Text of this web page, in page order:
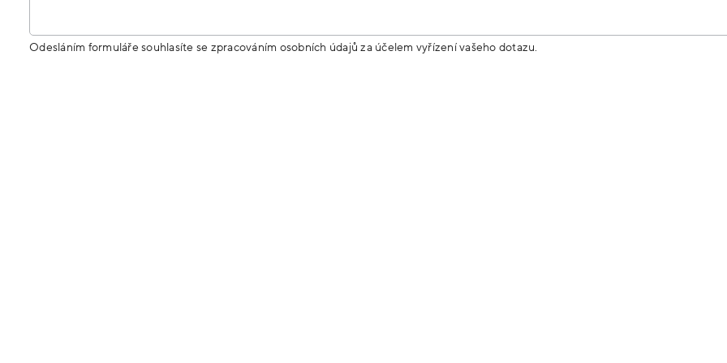
Odesláním formuláře souhlasíte se zpracováním osobních údajů za účelem vyřízení vašeho dotazu.